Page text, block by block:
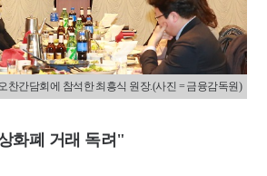
찬간담회에 참석한 최흥식 원장.(사진 = 금융감독원)
화폐 거래 독려"